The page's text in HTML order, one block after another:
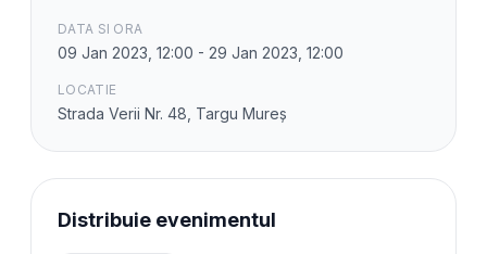
DATA SI ORA
09 Jan 2023, 12:00 - 29 Jan 2023, 12:00
LOCATIE
Strada Verii Nr. 48, Targu Mureș
Distribuie evenimentul